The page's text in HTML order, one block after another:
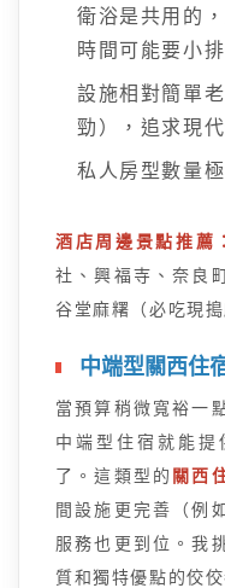
衛浴是共用的
時間可能要小排
設施相對簡單
勁），追求現
私人房型數量
酒店周邊景點推薦
社、興福寺、奈良
谷堂麻糬（必吃現搗
中端型關西住
當預算稍微寬裕一
中端型住宿就能提
了。這類型的 關西
間設施更完善（例
服務也更到位。我
質和獨特優點的佼佼